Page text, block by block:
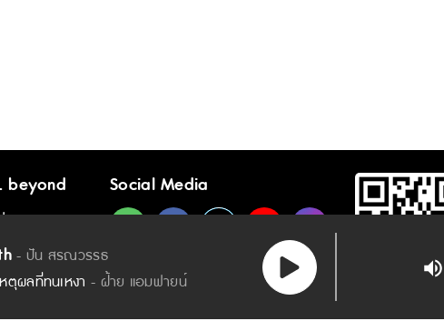
beyond Social Media
องนาฬิกา
- ปัน สรณวรรธ
ตุผลที่ทนเหงา - ฝ้าย แอมฟายน์